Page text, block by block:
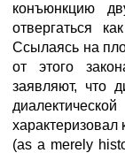
конъюнкцию
отвергаться
Ссылаясь на
от этого
заявляют, что
характеризовал
(as a merely